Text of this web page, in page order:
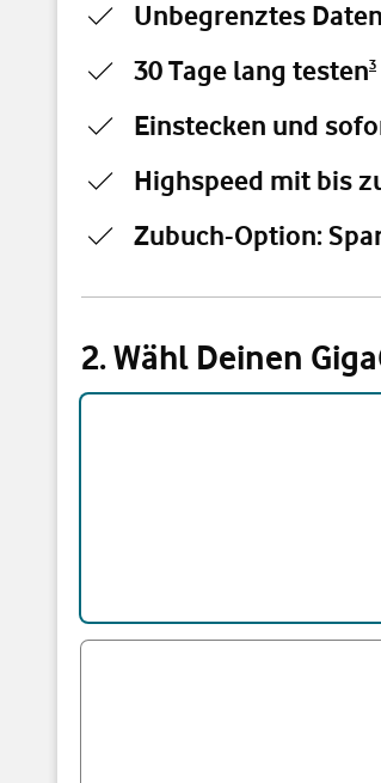
Unbegrenztes
30 Tage lang testen3
Einstecken und
Highspeed mit bis
Zubuch-Option:
2. Wähl Deinen